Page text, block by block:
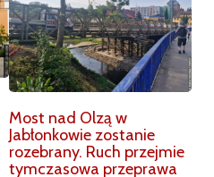
Most nad Olzą w
Jabłonkowie zostanie
rozebrany. Ruch przejmie
tymczasowa przeprawa